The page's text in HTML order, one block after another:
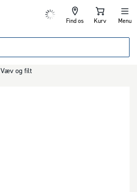
Find os Kurv Menu
Væv og filt